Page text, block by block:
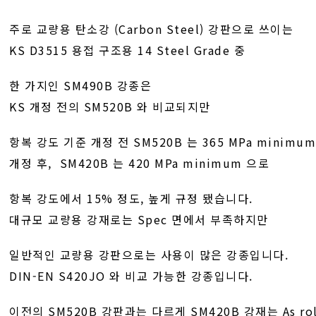
주로 교량용 탄소강 (Carbon Steel) 강판으로 쓰이는
KS D3515 용접 구조용 14 Steel Grade 중
한 가지인 SM490B 강종은
KS 개정 전의 SM520B 와 비교되지만
항복 강도 기준 개정 전 SM520B 는 365 MPa
개정 후, SM420B 는 420 MPa minimum 으로
항복 강도에서 15% 정도, 높게 규정 됐습니다.
대규모 교량용 강재로는 Spec 면에서 부족하지만
일반적인 교량용 강판으로는 사용이 많은 강종입니다.
DIN-EN S420JO 와 비교 가능한 강종입니다.
이전의 SM520B 강판과는 다르게 SM420B 강재는 As